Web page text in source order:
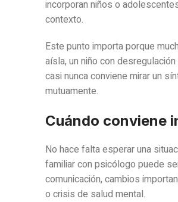
incorporan niños o
contexto.
Este punto importa porque
aísla, un niño con
casi nunca conviene mirar un
mutuamente.
Cuándo conviene
No hace falta esperar una
familiar con psicólogo puede
comunicación, cambios
o crisis de salud mental.